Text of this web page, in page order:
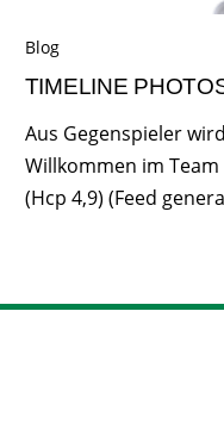
Blog
TIMELINE
Aus Gegenspieler
Willkommen im Team
(Hcp 4,9) (Feed